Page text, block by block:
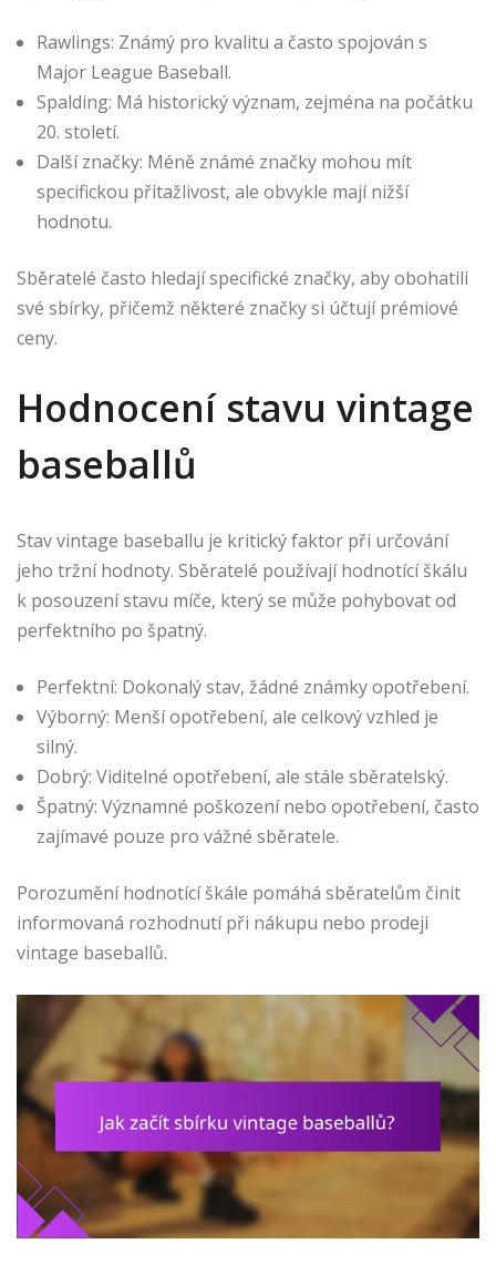
Rawlings: Známý pro kvalitu a často spojován s
Major League Baseball.
Spalding: Má historický význam, zejména na počátku
20. století.
Další značky: Méně známé značky mohou mít
specifickou přitažlivost, ale obvykle mají nižší
hodnotu.
Sběratelé často hledají specifické značky, aby obohatili
své sbírky, přičemž některé značky si účtují prémiové
ceny.
Hodnocení stavu vintage
baseballů
Stav vintage baseballu je kritický faktor při určování
jeho tržní hodnoty. Sběratelé používají hodnotící škálu
k posouzení stavu míče, který se může pohybovat od
perfektního po špatný.
Perfektní: Dokonalý stav, žádné známky opotřebení.
Výborný: Menší opotřebení, ale celkový vzhled je
silný.
Dobrý: Viditelné opotřebení, ale stále sběratelský.
Špatný: Významné poškození nebo opotřebení, často
zajímavé pouze pro vážné sběratele.
Porozumění hodnotící škále pomáhá sběratelům činit
informovaná rozhodnutí při nákupu nebo prodeji
vintage baseballů.